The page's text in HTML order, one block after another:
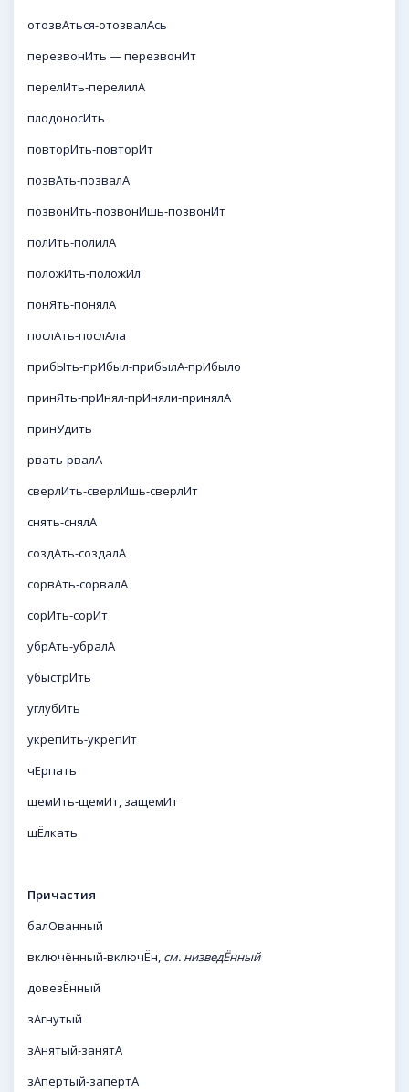
отозвАться-отозвалАсь
перезвонИть — перезвонИт
перелИть-перелилА
плодоносИть
повторИть-повторИт
позвАть-позвалА
позвонИть-позвонИшь-позвонИт
полИть-полилА
положИть-положИл
понЯть-понялА
послАть-послАла
прибЫть-прИбыл-прибылА-прИбыло
принЯть-прИнял-прИняли-принялА
принУдить
рвать-рвалА
сверлИть-сверлИшь-сверлИт
снять-снялА
создАть-создалА
сорвАть-сорвалА
сорИть-сорИт
убрАть-убралА
убыстрИть
углубИть
укрепИть-укрепИт
чЕрпать
щемИть-щемИт, защемИт
щЁлкать
Причастия
балОванный
включённый-включЁн, см. низведЁнный
довезЁнный
зАгнутый
зАнятый-занятА
зАпертый-запертА